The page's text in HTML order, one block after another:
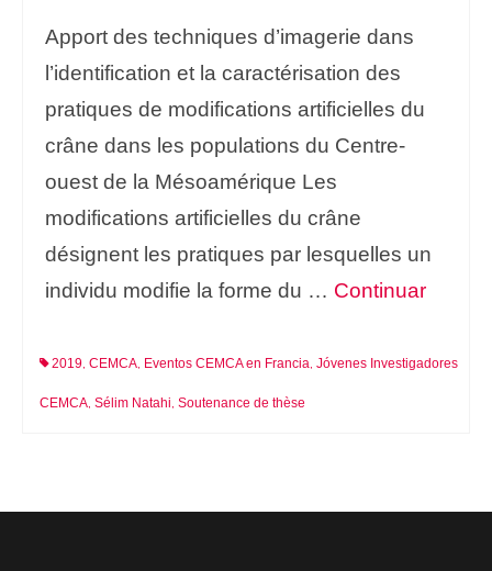
Apport des techniques d’imagerie dans
l’identification et la caractérisation des
pratiques de modifications artificielles du
crâne dans les populations du Centre-
ouest de la Mésoamérique Les
modifications artificielles du crâne
désignent les pratiques par lesquelles un
individu modifie la forme du … Continuar
2019, CEMCA, Eventos CEMCA en Francia, Jóvenes Investigadores
CEMCA, Sélim Natahi, Soutenance de thèse